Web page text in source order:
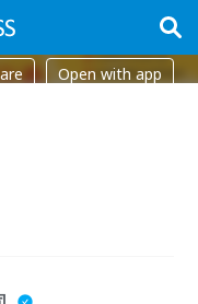
Open with app